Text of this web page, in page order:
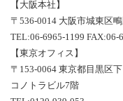
【大阪本社】
〒536-0014 大阪市城東区
TEL:06-6965-1199 FAX:06-
【東京オフィス】
〒153-0064 東京都目黒区
コノトラビル7階